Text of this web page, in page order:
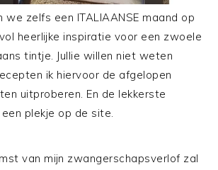
we zelfs een ITALIAANSE maand op
heerlijke inspiratie voor een zwoele
tintje. Jullie willen niet weten
ik hiervoor de afgelopen
uitproberen. En de lekkerste
plekje op de site.
van mijn zwangerschapsverlof zal